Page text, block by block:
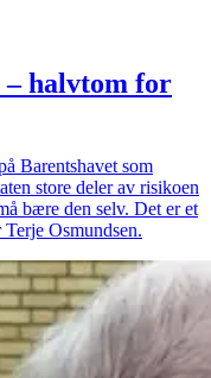
halvtom for
Barentshavet som
store deler av risikoen
bære den selv. Det er et
Osmundsen.